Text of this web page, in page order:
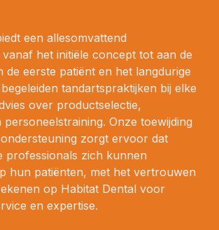
een allesomvattend
het initiële concept tot aan de
de eerste patiënt en het langdurige
tandartspraktijken bij elke
over productselectie,
Onze toewijding
zorgt ervoor dat
professionals zich kunnen
hun patiënten, met het vertrouwen
op Habitat Dental voor
en expertise.